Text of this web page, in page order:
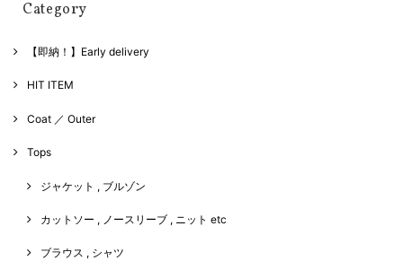
Category
【即納！】Early delivery
HIT ITEM
Coat ／ Outer
Tops
ジャケット , ブルゾン
カットソー , ノースリーブ , ニット etc
ブラウス , シャツ